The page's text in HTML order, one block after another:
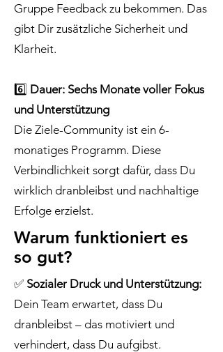
Gruppe Feedback zu bekommen. Das
gibt Dir zusätzliche Sicherheit und
Klarheit.
6️⃣ Dauer: Sechs Monate voller Fokus
und Unterstützung
Die Ziele-Community ist ein 6-
monatiges Programm. Diese
Verbindlichkeit sorgt dafür, dass Du
wirklich dranbleibst und nachhaltige
Erfolge erzielst.
Warum funktioniert es
so gut?
✅ Sozialer Druck und Unterstützung:
Dein Team erwartet, dass Du
dranbleibst – das motiviert und
verhindert, dass Du aufgibst.